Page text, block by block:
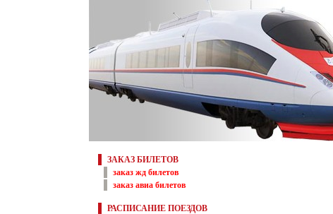
ЗАКАЗ БИЛЕТОВ
заказ жд билетов
заказ авиа билетов
РАСПИСАНИЕ ПОЕЗДОВ